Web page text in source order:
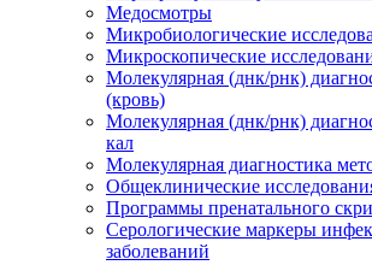
Медосмотры
Микробиологические
Микроскопические
Молекулярная (днк/рнк)
(кровь)
Молекулярная (днк/рнк)
кал
Молекулярная диагностика
Общеклинические
Программы пренатального
Серологические маркеры
заболеваний